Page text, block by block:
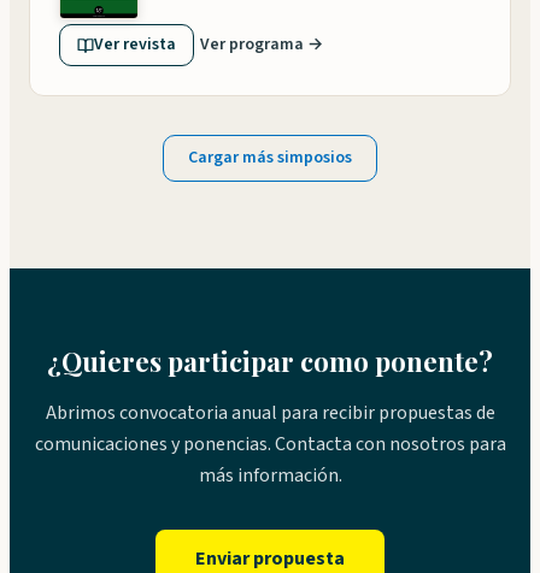
Ver revista Ver programa →
Cargar más simposios
¿Quieres participar como ponente?
Abrimos convocatoria anual para recibir propuestas de
comunicaciones y ponencias. Contacta con nosotros para
más información.
Enviar propuesta